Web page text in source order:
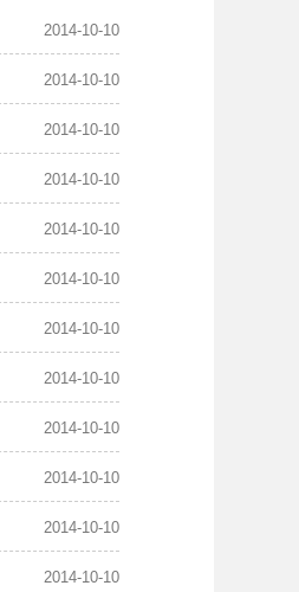
2014-10-10
2014-10-10
2014-10-10
2014-10-10
2014-10-10
2014-10-10
2014-10-10
2014-10-10
2014-10-10
2014-10-10
2014-10-10
2014-10-10